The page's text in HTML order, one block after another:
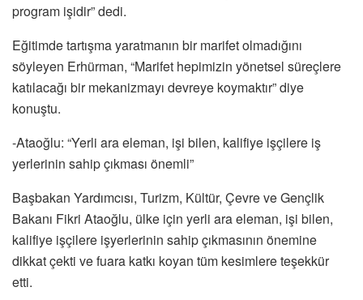
program işidir” dedi.
Eğitimde tartışma yaratmanın bir marifet olmadığını
söyleyen Erhürman, “Marifet hepimizin yönetsel süreçlere
katılacağı bir mekanizmayı devreye koymaktır” diye
konuştu.
-Ataoğlu: “Yerli ara eleman, işi bilen, kalifiye işçilere iş
yerlerinin sahip çıkması önemli”
Başbakan Yardımcısı, Turizm, Kültür, Çevre ve Gençlik
Bakanı Fikri Ataoğlu, ülke için yerli ara eleman, işi bilen,
kalifiye işçilere işyerlerinin sahip çıkmasının önemine
dikkat çekti ve fuara katkı koyan tüm kesimlere teşekkür
etti.